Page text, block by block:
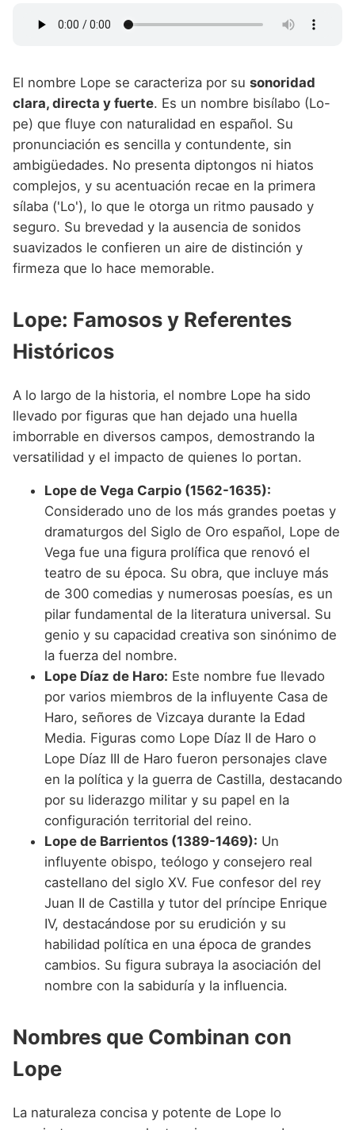
El nombre Lope se caracteriza por su sonoridad
clara, directa y fuerte. Es un nombre bisílabo (Lo-
pe) que fluye con naturalidad en español. Su
pronunciación es sencilla y contundente, sin
ambigüedades. No presenta diptongos ni hiatos
complejos, y su acentuación recae en la primera
sílaba ('Lo'), lo que le otorga un ritmo pausado y
seguro. Su brevedad y la ausencia de sonidos
suavizados le confieren un aire de distinción y
firmeza que lo hace memorable.
Lope: Famosos y Referentes
Históricos
A lo largo de la historia, el nombre Lope ha sido
llevado por figuras que han dejado una huella
imborrable en diversos campos, demostrando la
versatilidad y el impacto de quienes lo portan.
Lope de Vega Carpio (1562-1635):
Considerado uno de los más grandes poetas y
dramaturgos del Siglo de Oro español, Lope de
Vega fue una figura prolífica que renovó el
teatro de su época. Su obra, que incluye más
de 300 comedias y numerosas poesías, es un
pilar fundamental de la literatura universal. Su
genio y su capacidad creativa son sinónimo de
la fuerza del nombre.
Lope Díaz de Haro: Este nombre fue llevado
por varios miembros de la influyente Casa de
Haro, señores de Vizcaya durante la Edad
Media. Figuras como Lope Díaz II de Haro o
Lope Díaz III de Haro fueron personajes clave
en la política y la guerra de Castilla, destacando
por su liderazgo militar y su papel en la
configuración territorial del reino.
Lope de Barrientos (1389-1469): Un
influyente obispo, teólogo y consejero real
castellano del siglo XV. Fue confesor del rey
Juan II de Castilla y tutor del príncipe Enrique
IV, destacándose por su erudición y su
habilidad política en una época de grandes
cambios. Su figura subraya la asociación del
nombre con la sabiduría y la influencia.
Nombres que Combinan con
Lope
La naturaleza concisa y potente de Lope lo